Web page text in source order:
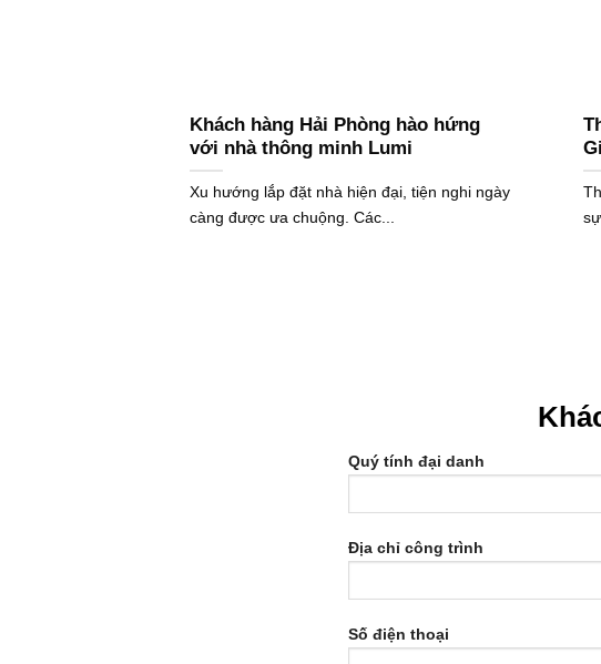
Khách hàng Hải Phòng hào hứng
với nhà thông minh Lumi
Xu hướng lắp đặt nhà hiện đại, tiện nghi ngày
càng được ưa chuộng. Các...
Quý tính đại danh
Địa chỉ công trình
Số điện thoại